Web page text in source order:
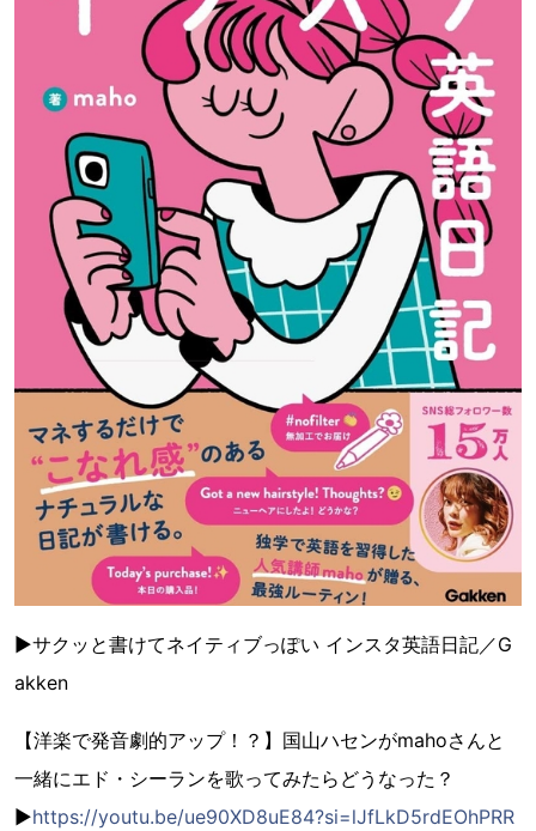
▶︎サクッと書けてネイティブっぽい インスタ英語日記／G
akken
【洋楽で発音劇的アップ！？】国山ハセンがmahoさんと
一緒にエド・シーランを歌ってみたらどうなった？
▶︎https://youtu.be/ue90XD8uE84?si=lJfLkD5rdEOhPRR